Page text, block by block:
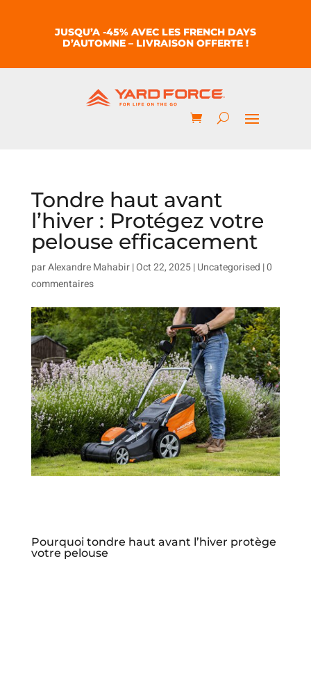
JUSQU’A -45% AVEC LES FRENCH DAYS
D’AUTOMNE – LIVRAISON OFFERTE !
Tondre haut avant
l’hiver : Protégez votre
pelouse efficacement
parAlexandre Mahabir|Oct 22, 2025|Uncategorised |0
commentaires
Pourquoi tondre haut avant l’hiver protège
votre pelouse